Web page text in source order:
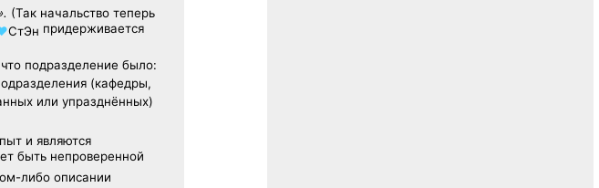
(Так начальство теперь
СтЭн придерживается
подразделение было:
(кафедры,
или упразднённых)
и являются
быть непроверенной
либо описании